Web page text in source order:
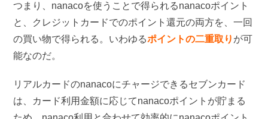
つまり、nanacoを使うことで得られるnanacoポイント
と、クレジットカードでのポイント還元の両方を、一回
の買い物で得られる。いわゆるポイントの二重取り が可
能なのだ。
リアルカードのnanacoにチャージできるセブンカード
は、カード利用金額に応じてnanacoポイントが貯まる